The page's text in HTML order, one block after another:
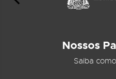
Nossos
Saiba